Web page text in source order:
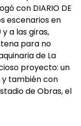
con DIARIO DE
escenarios en
a las giras,
para no
de La
proyecto: un
también con
de Obras, el